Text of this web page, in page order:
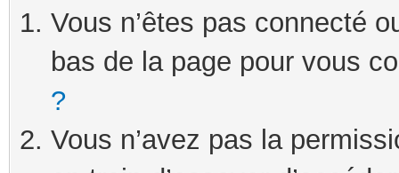
Vous n’êtes pas connecté
bas de la page pour vous
?
Vous n’avez pas la